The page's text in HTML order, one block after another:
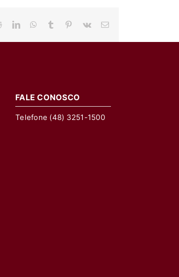
RedditLinkedInWhatsApp
Tumblr Pinterest
Vk
E-
FALE CONOSCO
Telefone (48) 3251-1500